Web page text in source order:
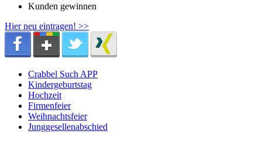
Kunden gewinnen
Hier neu eintragen! >>
Crabbel Such APP
Kindergeburtstag
Hochzeit
Firmenfeier
Weihnachtsfeier
Junggesellenabschied